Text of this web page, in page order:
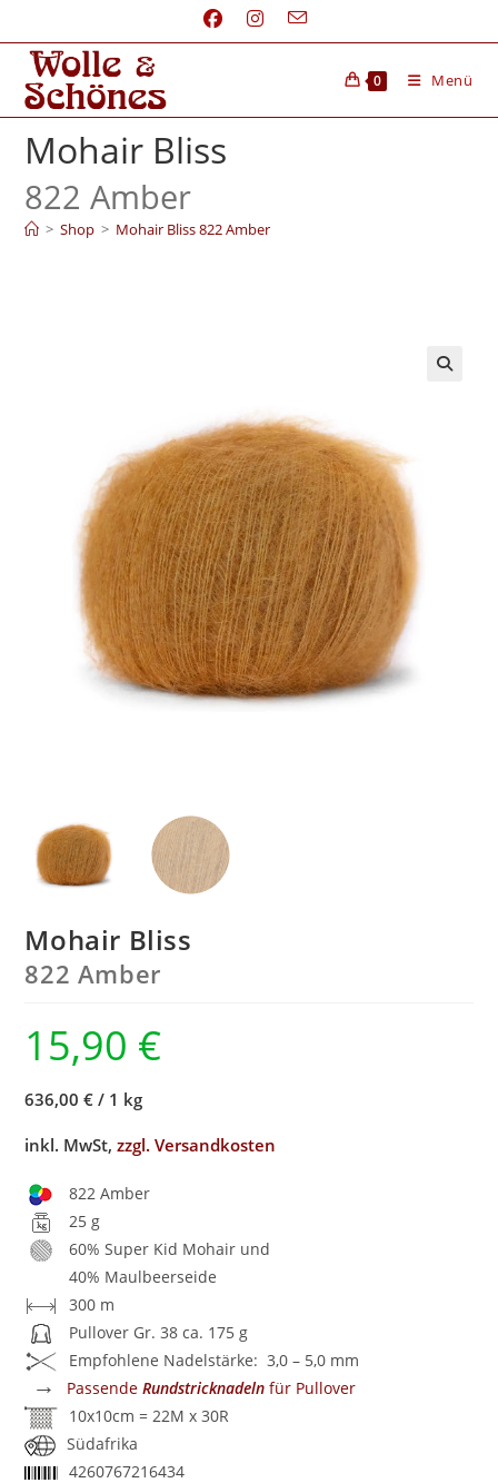
0 Menü
Mohair Bliss
822 Amber
> Shop > Mohair Bliss 822 Amber
Mohair Bliss
822 Amber
15,90 €
636,00 € / 1 kg
inkl. MwSt,zzgl. Versandkosten
822 Amber
25 g
60% Super Kid Mohair und
40% Maulbeerseide
300 m
Pullover Gr. 38 ca. 175 g
Empfohlene Nadelstärke: 3,0 – 5,0 mm
→ PassendeRundstricknadeln für Pullover
10x10cm = 22M x 30R
Südafrika
4260767216434